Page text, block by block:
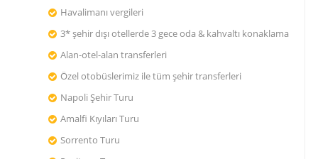
Havalimanı vergileri
3* şehir dışı otellerde 3 gece oda & kahvaltı konaklama
Alan-otel-alan transferleri
Özel otobüslerimiz ile tüm şehir transferleri
Napoli Şehir Turu
Amalfi Kıyıları Turu
Sorrento Turu